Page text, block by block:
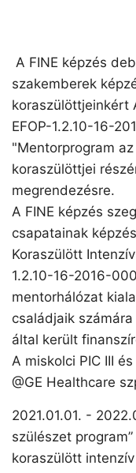
A FINE képzés
szakemberek
koraszülöttjeinkért
EFOP-1.2.10-16-
"Mentorprogram
koraszülöttjei
megrendezésre.
A FINE képzés
csapatainak
Koraszülött
1.2.10-16-2016-
mentorhálózat
családjaik
által került
A miskolci PIC III
@GE Healthcare
2021.01.01. -
szülészet
koraszülött